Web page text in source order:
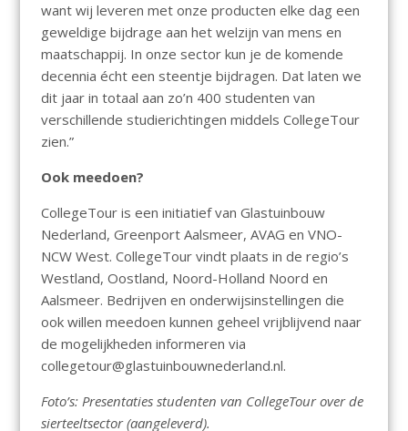
want wij leveren met onze producten elke dag een
geweldige bijdrage aan het welzijn van mens en
maatschappij. In onze sector kun je de komende
decennia écht een steentje bijdragen. Dat laten we
dit jaar in totaal aan zo’n 400 studenten van
verschillende studierichtingen middels CollegeTour
zien.”
Ook meedoen?
CollegeTour is een initiatief van Glastuinbouw
Nederland, Greenport Aalsmeer, AVAG en VNO-
NCW West. CollegeTour vindt plaats in de regio’s
Westland, Oostland, Noord-Holland Noord en
Aalsmeer. Bedrijven en onderwijsinstellingen die
ook willen meedoen kunnen geheel vrijblijvend naar
de mogelijkheden informeren via
collegetour@glastuinbouwnederland.nl.
Foto’s: Presentaties studenten van CollegeTour over de
sierteeltsector (aangeleverd).